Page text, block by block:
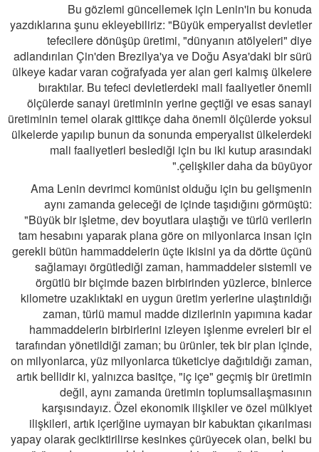
Bu gözlemi güncellemek için Lenin'in bu konuda
yazdıklarına şunu ekleyebiliriz: "Büyük emperyalist devletler
tefecilere dönüşüp üretimi, "dünyanın atölyeleri" diye
adlandırılan Çin'den Brezilya'ya ve Doğu Asya'daki bir sürü
ülkeye kadar varan coğrafyada yer alan geri kalmış ülkelere
bıraktılar. Bu tefeci devletlerdeki mali faaliyetler önemli
ölçülerde sanayi üretiminin yerine geçtiği ve esas sanayi
üretiminin temel olarak gittikçe daha önemli ölçülerde yoksul
ülkelerde yapılıp bunun da sonunda emperyalist ülkelerdeki
mali faaliyetleri beslediği için bu iki kutup arasındaki
çelişkiler daha da büyüyor."
Ama Lenin devrimci komünist olduğu için bu gelişmenin
aynı zamanda geleceği de içinde taşıdığını görmüştü:
"Büyük bir işletme, dev boyutlara ulaştığı ve türlü verilerin
tam hesabını yaparak plana göre on milyonlarca insan için
gerekli bütün hammaddelerin üçte ikisini ya da dörtte üçünü
sağlamayı örgütlediği zaman, hammaddeler sistemli ve
örgütlü bir biçimde bazen birbirinden yüzlerce, binlerce
kilometre uzaklıktaki en uygun üretim yerlerine ulaştırıldığı
zaman, türlü mamul madde dizilerinin yapımına kadar
hammaddelerin birbirlerini izleyen işlenme evreleri bir el
tarafından yönetildiği zaman; bu ürünler, tek bir plan içinde,
on milyonlarca, yüz milyonlarca tüketiciye dağıtıldığı zaman,
artık bellidir ki, yalnızca basitçe, "iç içe" geçmiş bir üretimin
değil, aynı zamanda üretimin toplumsallaşmasının
karşısındayız. Özel ekonomik ilişkiler ve özel mülkiyet
ilişkileri, artık içeriğine uymayan bir kabuktan çıkarılması
yapay olarak geciktirilirse kesinkes çürüyecek olan, belki bu